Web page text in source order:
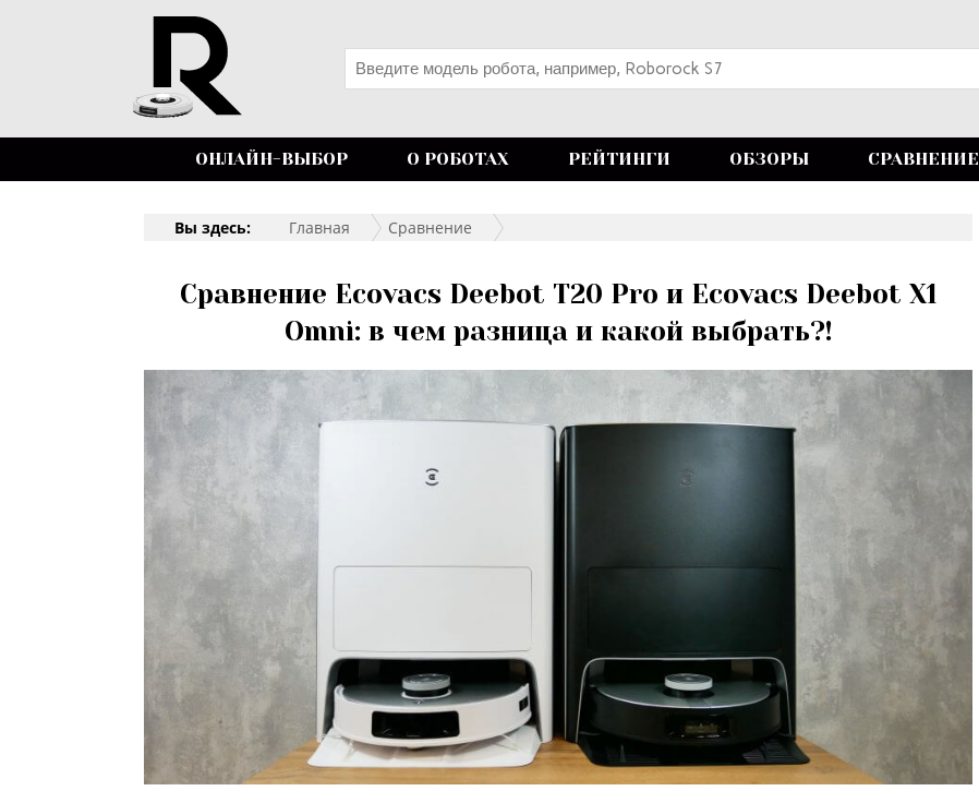
ОНЛАЙН-ВЫБОР О РОБОТАХ РЕЙТИНГИ ОБЗОРЫ СРАВНЕНИЕ
Вы здесь: Главная Сравнение
Сравнение Ecovacs Deebot T20 Pro и Ecovacs Deebot X1
Omni: в чем разница и какой выбрать?!